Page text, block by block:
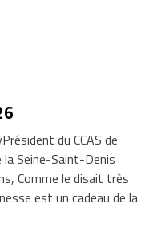
du CCAS de
la Seine-Saint-Denis
Comme le disait très
est un cadeau de la